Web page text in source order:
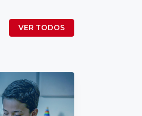
VER TODOS